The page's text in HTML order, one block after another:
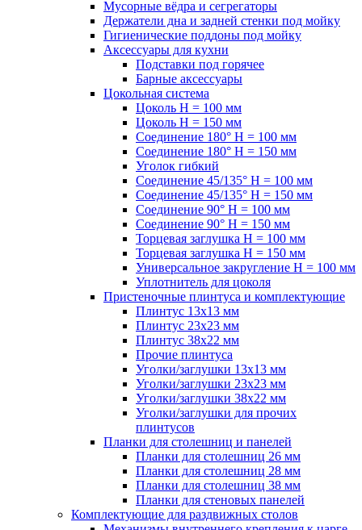
Мусорные вёдра и сегрегаторы
Держатели дна и задней стенки под мойку
Гигиенические поддоны под мойку
Аксессуары для кухни
Подставки под горячее
Барные аксессуары
Цокольная система
Цоколь H = 100 мм
Цоколь H = 150 мм
Соединение 180° H = 100 мм
Соединение 180° H = 150 мм
Уголок гибкий
Соединение 45/135° H = 100 мм
Соединение 45/135° H = 150 мм
Соединение 90° H = 100 мм
Соединение 90° H = 150 мм
Торцевая заглушка H = 100 мм
Торцевая заглушка H = 150 мм
Универсальное закругление H = 100 мм
Уплотнитель для цоколя
Пристеночные плинтуса и комплектующие
Плинтус 13х13 мм
Плинтус 23х23 мм
Плинтус 38х22 мм
Прочие плинтуса
Уголки/заглушки 13х13 мм
Уголки/заглушки 23х23 мм
Уголки/заглушки 38х22 мм
Уголки/заглушки для прочих
плинтусов
Планки для столешниц и панелей
Планки для столешниц 26 мм
Планки для столешниц 28 мм
Планки для столешниц 38 мм
Планки для стеновых панелей
Комплектующие для раздвижных столов